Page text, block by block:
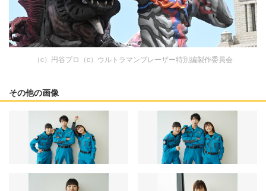
（c）円谷プロ（c）ウルトラマンブレーザー特別編製作委員会
その他の画像